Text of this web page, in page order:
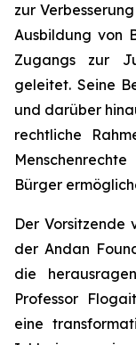
zur
Ausbildung von
Zugangs zur
geleitet. Seine
und darüber
rechtliche
Bürger
Der Vorsitzende
der Andan
die
Professor
eine